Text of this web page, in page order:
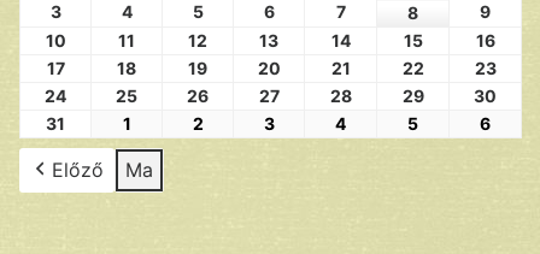
3
4 5 6 7 8
9
10
11 12 13 14 15
16
17
18 19 20 21 22
23
24
25 26 27 28 29
30
31
1 2 3 4 5 6
Előző Ma